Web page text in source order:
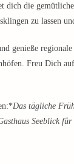
dich die
zu lassen
genieße
Freu Dich
Das tägliche
Seeblick